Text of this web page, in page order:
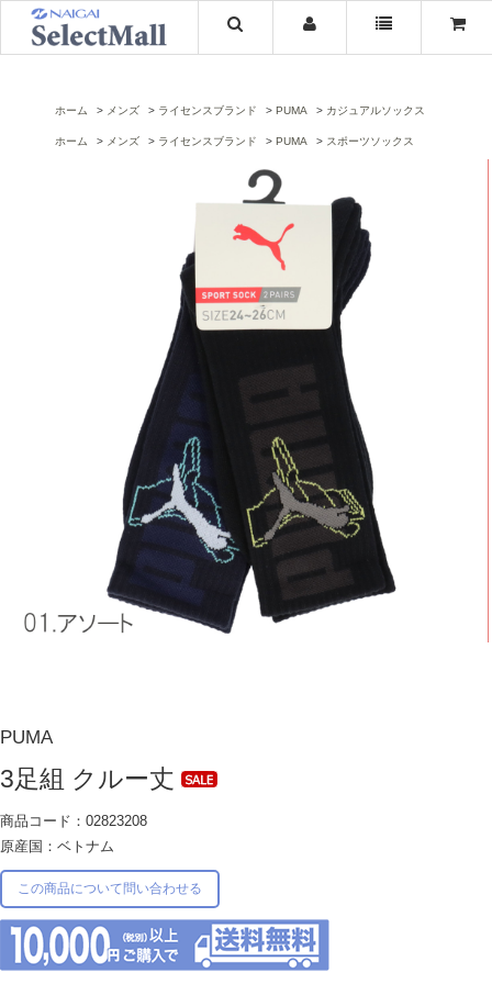
ホーム メンズ ライセンスブランド PUMA カジュアルソックス
ホーム メンズ ライセンスブランド PUMA スポーツソックス
PUMA
3足組 クルー丈
商品コード：02823208
原産国：ベトナム
この商品について問い合わせる